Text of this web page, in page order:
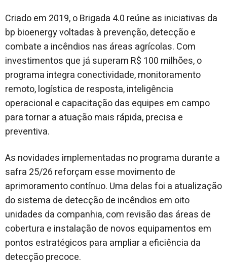
Criado em 2019, o Brigada 4.0 reúne as iniciativas da
bp bioenergy voltadas à prevenção, detecção e
combate a incêndios nas áreas agrícolas. Com
investimentos que já superam R$ 100 milhões, o
programa integra conectividade, monitoramento
remoto, logística de resposta, inteligência
operacional e capacitação das equipes em campo
para tornar a atuação mais rápida, precisa e
preventiva.
As novidades implementadas no programa durante a
safra 25/26 reforçam esse movimento de
aprimoramento contínuo. Uma delas foi a atualização
do sistema de detecção de incêndios em oito
unidades da companhia, com revisão das áreas de
cobertura e instalação de novos equipamentos em
pontos estratégicos para ampliar a eficiência da
detecção precoce.